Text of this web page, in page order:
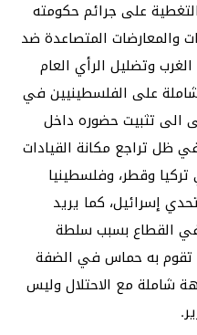
على جرائم حكومته
والمعارضات المتصاعدة ضد
وتضليل الرأي العام
على الفلسطينيين في
الى تثبيت حضوره داخل
ظل تراجع مكانة القيادات
وقطر، وفلسطينيا
إسرائيل، كما يريد
في القطاع بسبب سلطة
تقوم به حماس في الضفة
شاملة مع الاحتلال وليس